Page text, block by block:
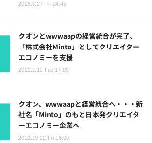
2025.6.27 Fri 14:45
クオンとwwwaapの経営統合が完了、
「株式会社Minto」としてクリエイター
エコノミーを支援
2022.1.11 Tue 17:03
クオン、wwwaapと経営統合へ・・・新
社名「Minto」のもと日本発クリエイタ
ーエコノミー企業へ
2021.10.22 Fri 16:00